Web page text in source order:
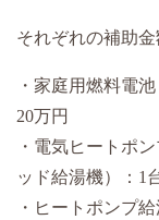
それぞれの補助金
・家庭用燃料電
20万円
・電気ヒートポ
ッド給湯機）：1
・ヒートポンプ